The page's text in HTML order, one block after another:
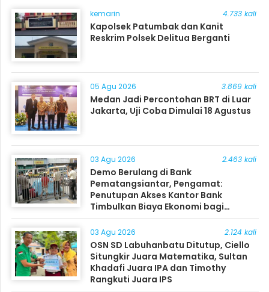
kemarin 4.733 kali
Kapolsek Patumbak dan Kanit
Reskrim Polsek Delitua Berganti
05 Agu 2026 3.869 kali
Medan Jadi Percontohan BRT di Luar
Jakarta, Uji Coba Dimulai 18 Agustus
03 Agu 2026 2.463 kali
Demo Berulang di Bank
Pematangsiantar, Pengamat:
Penutupan Akses Kantor Bank
Timbulkan Biaya Ekonomi bagi
Masyarakat
03 Agu 2026 2.124 kali
OSN SD Labuhanbatu Ditutup, Ciello
Situngkir Juara Matematika, Sultan
Khadafi Juara IPA dan Timothy
Rangkuti Juara IPS